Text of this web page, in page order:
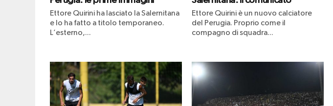
Ettore Quirini ha lasciato la Salernitana
e lo ha fatto a titolo temporaneo.
L’esterno,...
Ettore Quirini è un nuovo calciatore
del Perugia. Proprio come il
compagno di squadra...